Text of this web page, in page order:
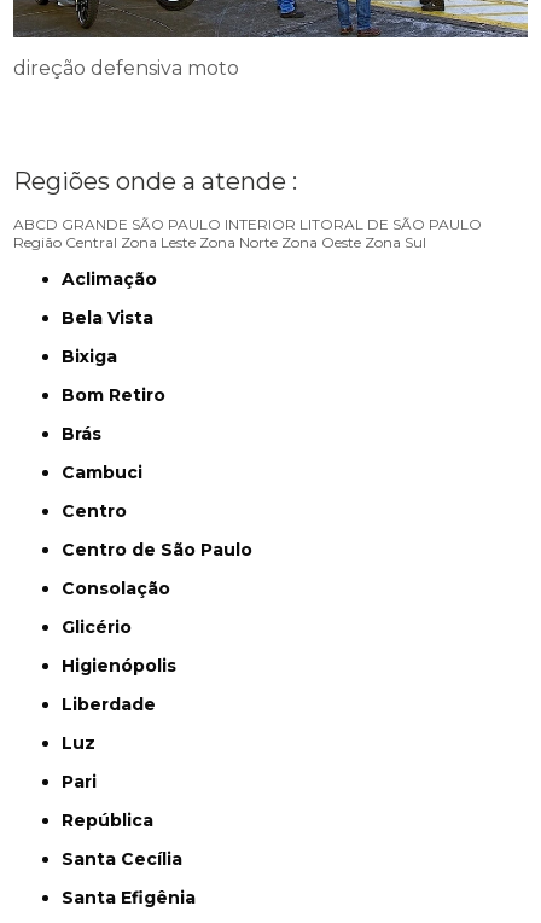
direção defensiva moto
Regiões onde a atende :
ABCD GRANDE SÃO PAULO INTERIOR LITORAL DE SÃO PAULO
Região Central Zona Leste Zona Norte Zona Oeste Zona Sul
Aclimação
Bela Vista
Bixiga
Bom Retiro
Brás
Cambuci
Centro
Centro de São Paulo
Consolação
Glicério
Higienópolis
Liberdade
Luz
Pari
República
Santa Cecília
Santa Efigênia